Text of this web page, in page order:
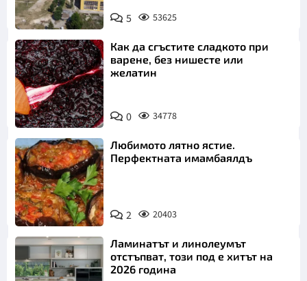
5 53625
Как да сгъстите сладкото при
варене, без нишесте или
желатин
0 34778
Любимото лятно ястие.
Перфектната имамбаялдъ
2 20403
Ламинатът и линолеумът
отстъпват, този под е хитът на
2026 година